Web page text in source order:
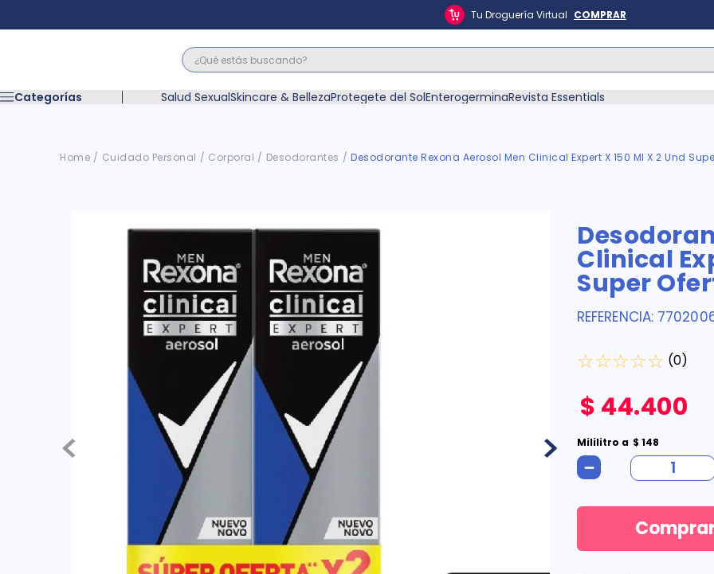
Tu Droguería Virtual COMPRAR
¿Qué estás buscando?
Categorías Salud SexualSkincare & BellezaProtegete del SolEnterogerminaRevista Essentials
Cuidado Personal Corporal Desodorantes Desodorante Rexona Aerosol Men Clinical Expert X 150 Ml X 2 Und
Clinical
Super
REFERENCIA:
☆☆☆☆☆ (0)
$ 44.400
Mililitro a $ 148
－
Términos Más Buscados
7.
pañales
cyclofem
10. vitamina c